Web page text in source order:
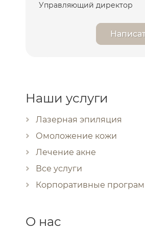
Управляющий директор
Наши услуги
Лазерная эпиляция
Омоложение кожи
Лечение акне
Все услуги
Корпоративные
О нас